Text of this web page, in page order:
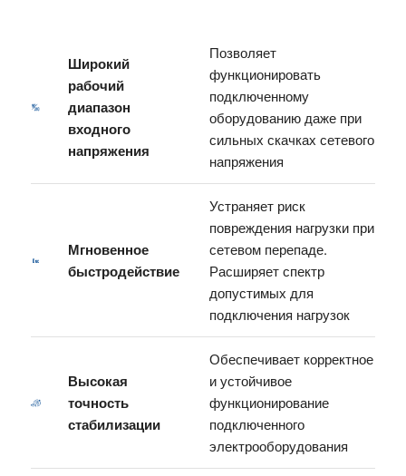
Широкий
рабочий
диапазон
входного
напряжения
Позволяет
функционировать
подключенному
оборудованию даже при
сильных скачках сетевого
напряжения
Мгновенное
быстродействие
Устраняет риск
повреждения нагрузки при
сетевом перепаде.
Расширяет спектр
допустимых для
подключения нагрузок
Высокая
точность
стабилизации
Обеспечивает корректное
и устойчивое
функционирование
подключенного
электрооборудования